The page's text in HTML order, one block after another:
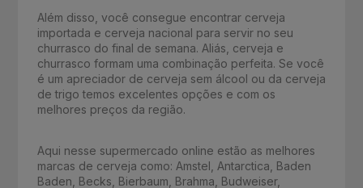
Além disso, você consegue encontrar cerveja
importada e cerveja nacional para servir no seu
churrasco do final de semana. Aliás, cerveja e
churrasco formam uma combinação perfeita. Se você
é um apreciador de cerveja sem álcool ou da cerveja
de trigo temos excelentes opções e com os
melhores preços da região.
Aqui nesse supermercado online estão as melhores
marcas de cerveja como: Amstel, Antarctica, Baden
Baden, Becks, Bierbaum, Brahma, Budweiser,